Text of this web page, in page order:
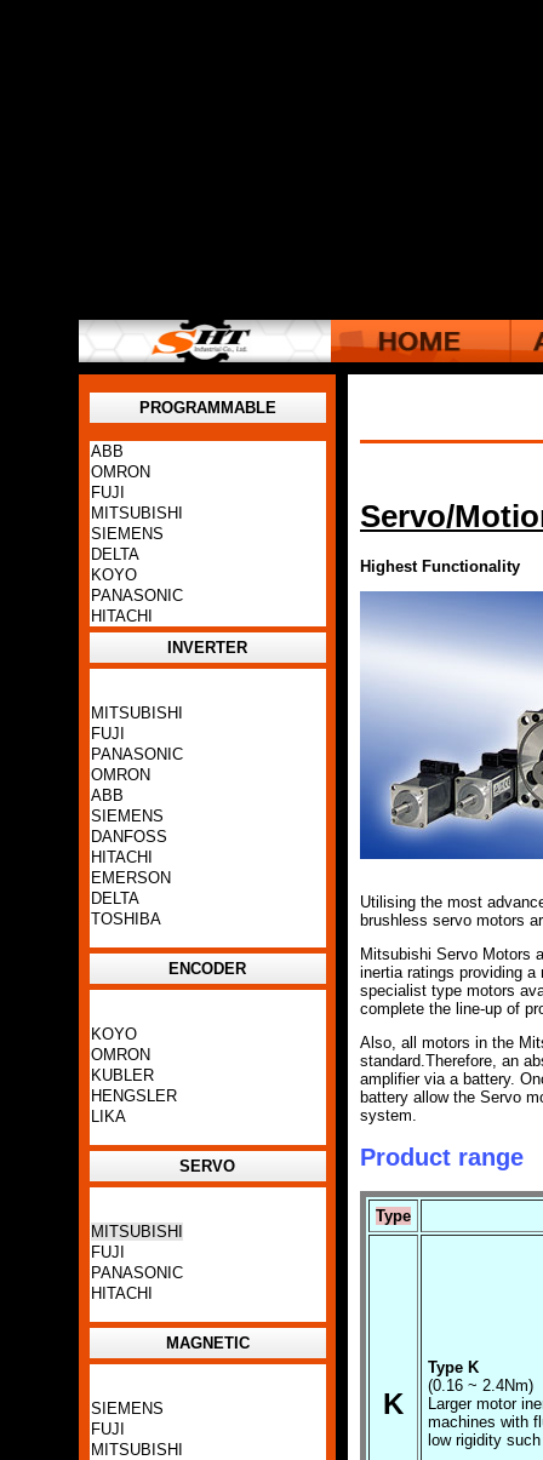
PROGRAMMABLE
ABB
OMRON
FUJI
MITSUBISHI
SIEMENS
DELTA
KOYO
PANASONIC
HITACHI
INVERTER
MITSUBISHI
FUJI
PANASONIC
OMRON
ABB
SIEMENS
DANFOSS
HITACHI
EMERSON
DELTA
TOSHIBA
ENCODER
KOYO
OMRON
KUBLER
HENGSLER
LIKA
SERVO
MITSUBISHI
FUJI
PANASONIC
HITACHI
MAGNETIC
SIEMENS
FUJI
MITSUBISHI
Servo/
Highest Functionality
Utilising the most
brushless servo motors
Mitsubishi Servo Motors
inertia ratings providing
specialist type motors
complete the line-up of
Also, all motors in the
standard.Therefore, an
amplifier via a battery.
battery allow the Servo
system.
Product range
Type
K
Type K
(0.16 ~ 2.4Nm)
Larger motor
machines with
low rigidity